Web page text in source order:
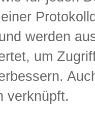
werden
um
verknüpft.